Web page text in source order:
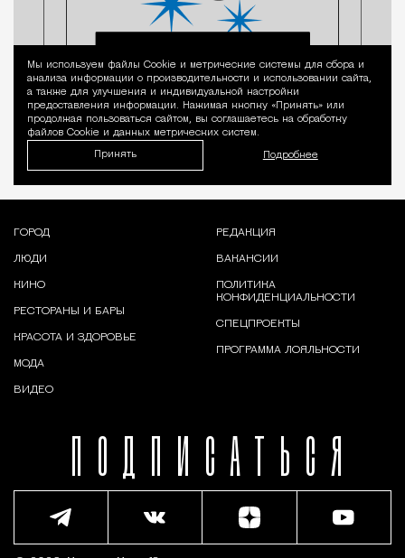
Уведомление
Мы используем файлы Сookie и метрические системы для сбора и
анализа информации о производительности и использовании сайта,
а также для улучшения и индивидуальной настройки
предоставления информации. Нажимая кнопку «Принять» или
продолжая пользоваться сайтом, вы соглашаетесь на обработку
файлов Cookie и данных метрических систем.
Принять Подробнее
ПОДПИСАТЬСЯ
ГОРОД
ЛЮДИ
КИНО
РЕСТОРАНЫ И БАРЫ
КРАСОТА И ЗДОРОВЬЕ
МОДА
ВИДЕО
РЕДАКЦИЯ
ВАКАНСИИ
ПОЛИТИКА
КОНФИДЕНЦИАЛЬНОСТИ
СПЕЦПРОЕКТЫ
ПРОГРАММА ЛОЯЛЬНОСТИ